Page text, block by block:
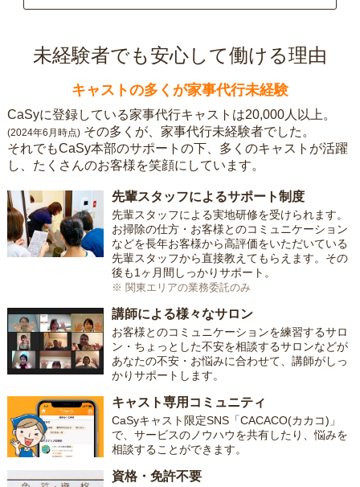
未経験者でも安心して働ける理由
キャストの多くが家事代行未経験
CaSyに登録している家事代行キャストは20,000人以上。
(2024年6月時点) その多くが、家事代行未経験者でした。
それでもCaSy本部のサポートの下、多くのキャストが活躍
し、たくさんのお客様を笑顔にしています。
先輩スタッフによるサポート制度
先輩スタッフによる実地研修を受けられます。
お掃除の仕方・お客様とのコミュニケーション
などを長年お客様から高評価をいただいている
先輩スタッフから直接教えてもらえます。その
後も1ヶ月間しっかりサポート。
※ 関東エリアの業務委託のみ
講師による様々なサロン
お客様とのコミュニケーションを練習するサロ
ン・ちょっとした不安を相談するサロンなどが
あなたの不安・お悩みに合わせて、講師がしっ
かりサポートします。
キャスト専用コミュニティ
CaSyキャスト限定SNS「CACACO(カカコ)」
で、サービスのノウハウを共有したり、悩みを
相談することができます。
資格・免許不要